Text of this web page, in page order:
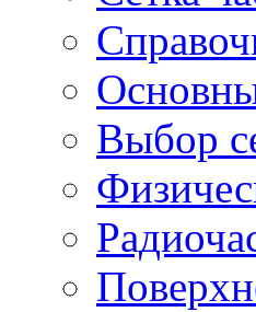
Выбор